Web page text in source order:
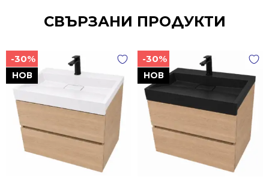
СВЪРЗАНИ ПРОДУКТИ
НОВ
-30%
НОВ
-30%